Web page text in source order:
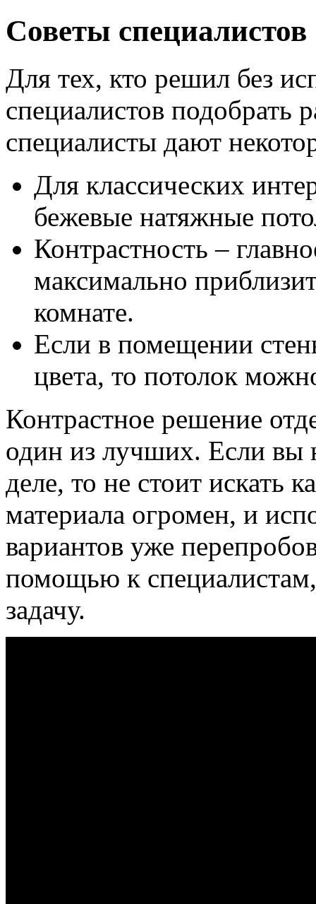
Советы специалистов
Для тех, кто решил без
специалистов подобрать
специалисты дают
Для классических
бежевые натяжные
Контрастность –
максимально
комнате.
Если в помещении
цвета, то потолок
Контрастное решение
один из лучших. Если вы
деле, то не стоит искать
материала огромен, и
вариантов уже
помощью к
задачу.